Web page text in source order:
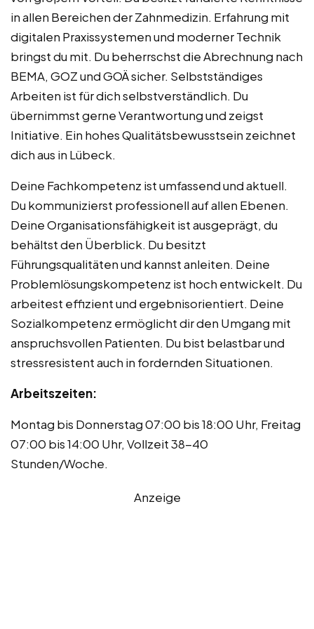
in allen Bereichen der Zahnmedizin. Erfahrung mit
digitalen Praxissystemen und moderner Technik
bringst du mit. Du beherrschst die Abrechnung nach
BEMA, GOZ und GOÄ sicher. Selbstständiges
Arbeiten ist für dich selbstverständlich. Du
übernimmst gerne Verantwortung und zeigst
Initiative. Ein hohes Qualitätsbewusstsein zeichnet
dich aus in Lübeck.
Deine Fachkompetenz ist umfassend und aktuell.
Du kommunizierst professionell auf allen Ebenen.
Deine Organisationsfähigkeit ist ausgeprägt, du
behältst den Überblick. Du besitzt
Führungsqualitäten und kannst anleiten. Deine
Problemlösungskompetenz ist hoch entwickelt. Du
arbeitest effizient und ergebnisorientiert. Deine
Sozialkompetenz ermöglicht dir den Umgang mit
anspruchsvollen Patienten. Du bist belastbar und
stressresistent auch in fordernden Situationen.
Arbeitszeiten:
Montag bis Donnerstag 07:00 bis 18:00 Uhr, Freitag
07:00 bis 14:00 Uhr, Vollzeit 38-40
Stunden/Woche.
Anzeige